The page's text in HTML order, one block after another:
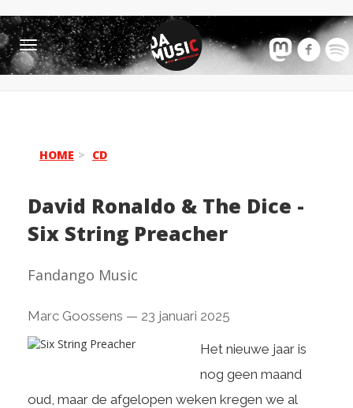
Toggle
navigation
HOME CD
David Ronaldo & The Dice -
Six String Preacher
Fandango Music
Marc Goossens — 23 januari 2025
Het nieuwe jaar is
nog geen maand
oud, maar de afgelopen weken kregen we al